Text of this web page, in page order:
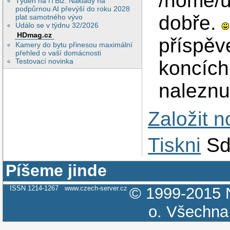
podpůrnou AI převýší do roku 2028
plat samotného vývo
Událo se v týdnu 32/2026
HDmag.cz
Kamery do bytu přinesou maximální
přehled o vaší domácnosti
Testovací novinka
dobře.
Založit
Tiskni
Píšeme jinde
ISSN 1214-1267 www.czech-server.cz © 1999-2015
o.